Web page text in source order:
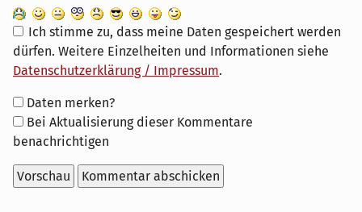
Ich stimme zu, dass meine Daten gespeichert werden
dürfen. Weitere Einzelheiten und Informationen siehe
Datenschutzerklärung / Impressum.
Formular-
Optionen
Daten merken?
Bei Aktualisierung dieser Kommentare
benachrichtigen